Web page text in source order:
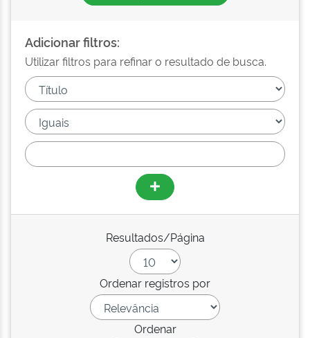
Adicionar filtros:
Utilizar filtros para refinar o resultado de busca.
Resultados/Página
Ordenar registros por
Ordenar